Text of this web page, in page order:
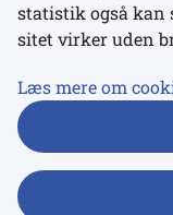
Udgivelser
statistik også kan
sitet virker uden
Læs mere om